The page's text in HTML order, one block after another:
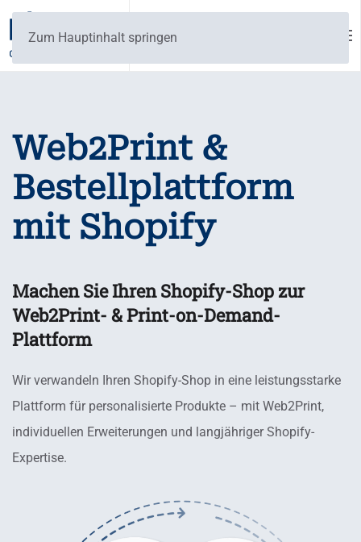
Zum Hauptinhalt springen
Web2Print &
Bestellplattform
mit Shopify
Machen Sie Ihren Shopify-Shop zur
Web2Print- & Print-on-Demand-
Plattform
Wir verwandeln Ihren Shopify-Shop in eine leistungsstarke
Plattform für personalisierte Produkte – mit Web2Print,
individuellen Erweiterungen und langjähriger Shopify-
Expertise.